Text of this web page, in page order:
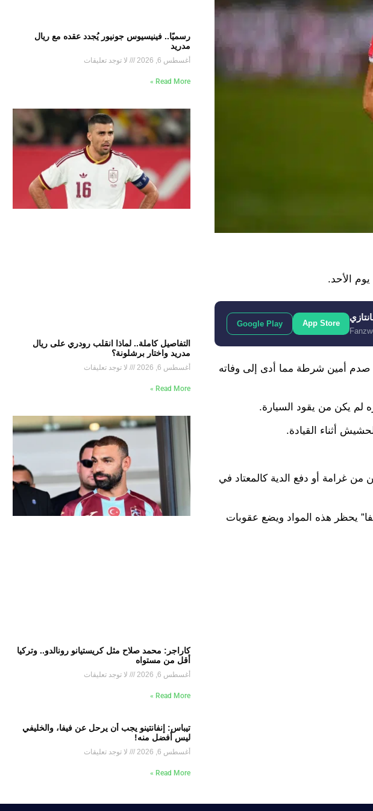
الأحد.
App Store
Google Play
صدم أمين شرطة مما أدى إلى وفاته
لم يكن من يقود السيارة.
أثناء القيادة.
غرامة أو دفع الدية كالمعتاد في
يحظر هذه المواد ويضع عقوبات
رسميًا.. فينيسيوس جونيور يُجدد عقده مع ريال
مدريد
أغسطس 6, 2026 لا توجد تعليقات
Read More »
التفاصيل كاملة.. لماذا انقلب رودري على ريال
مدريد واختار برشلونة؟
أغسطس 6, 2026 لا توجد تعليقات
Read More »
كاراجر: محمد صلاح مثل كريستيانو رونالدو.. وتركيا
أقل من مستواه
أغسطس 6, 2026 لا توجد تعليقات
Read More »
تيباس: إنفانتينو يجب أن يرحل عن فيفا، والخليفي
ليس أفضل منه!
أغسطس 6, 2026 لا توجد تعليقات
Read More »